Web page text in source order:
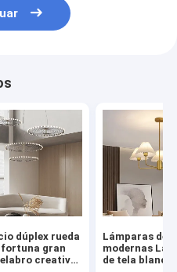
dúplex rueda
fortuna gran
creativo
Lámparas de
modernas
de tela blanca